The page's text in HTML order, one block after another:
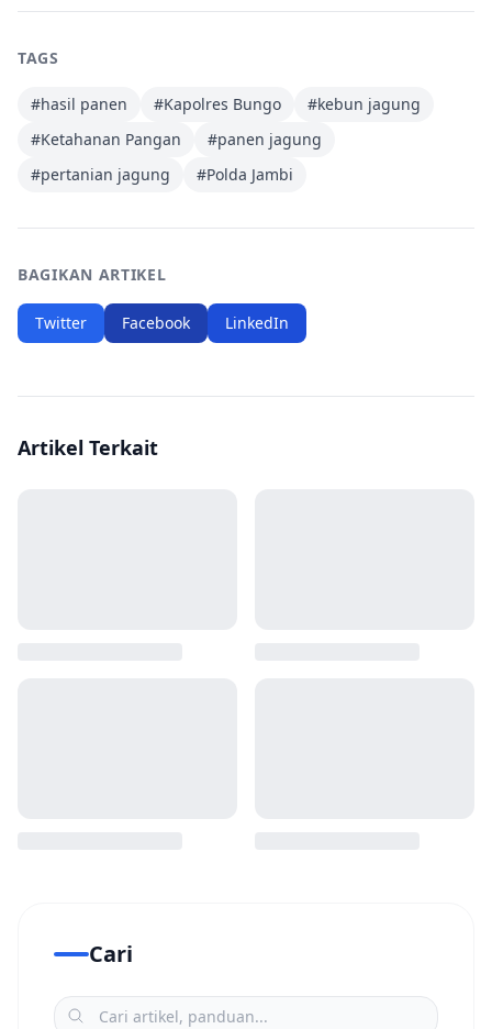
TAGS
#hasil panen #Kapolres Bungo #kebun jagung
#Ketahanan Pangan #panen jagung
#pertanian jagung #Polda Jambi
BAGIKAN ARTIKEL
Twitter Facebook LinkedIn
Artikel Terkait
Cari